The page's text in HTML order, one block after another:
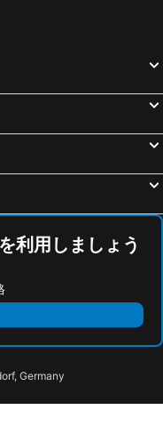
利用しましょう
Germany